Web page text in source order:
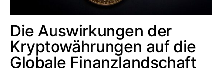
Die Auswirkungen der
Kryptowährungen auf die
Globale Finanzlandschaft